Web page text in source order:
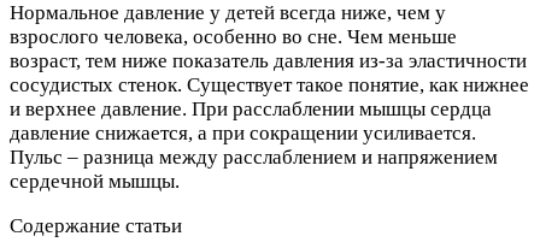
Нормальное давление у детей всегда ниже, чем у
взрослого человека, особенно во сне. Чем меньше
возраст, тем ниже показатель давления из-за эластичности
сосудистых стенок. Существует такое понятие, как нижнее
и верхнее давление. При расслаблении мышцы сердца
давление снижается, а при сокращении усиливается.
Пульс – разница между расслаблением и напряжением
сердечной мышцы.
Содержание статьи